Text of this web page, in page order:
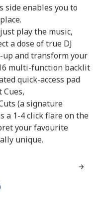
side enables you to
just play the music,
a dose of true DJ
up and transform your
multi-function backlit
quick-access pad
Cues,
(a signature
a 1-4 click flare on the
your favourite
unique.